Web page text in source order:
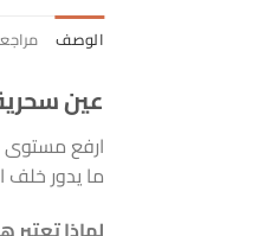
الوصف
عين سحرية 180 درجة (فضي).. أمان منزلك يبدأ من
ارفع مستوى
ما يدور خلف